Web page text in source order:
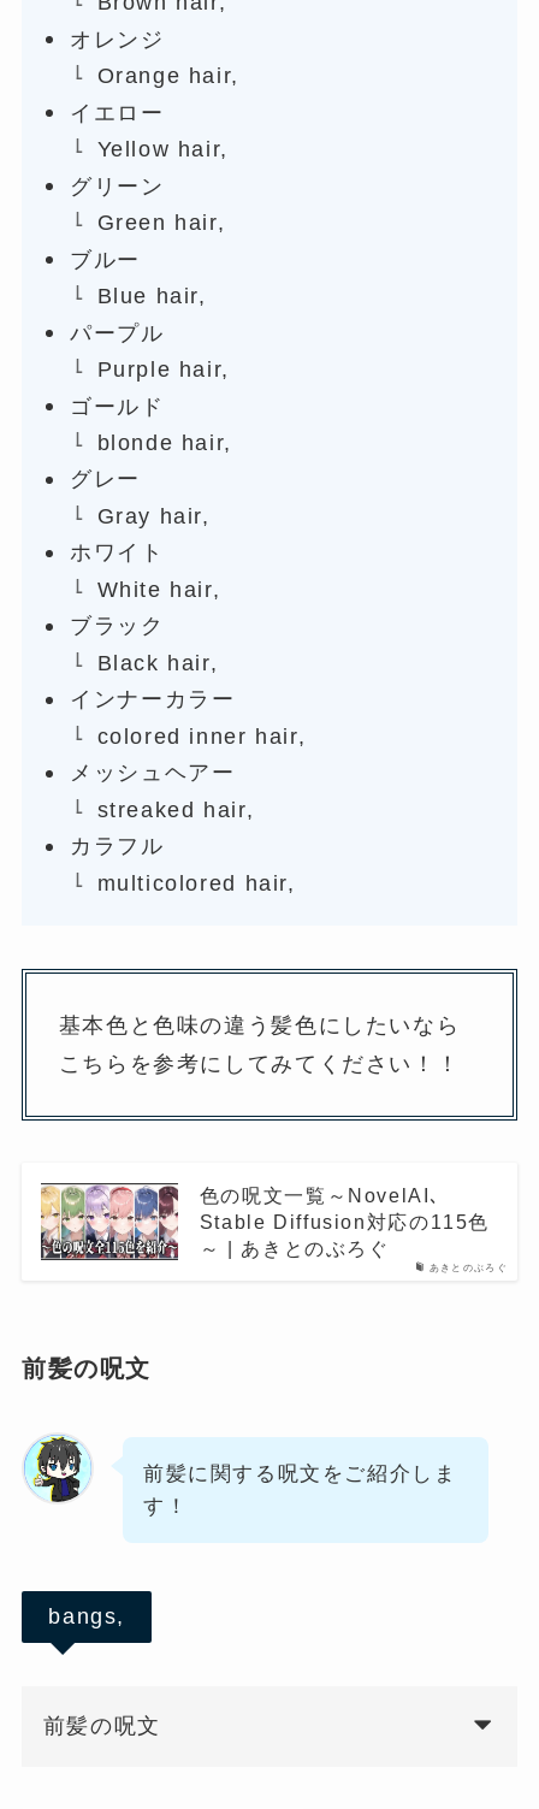
オレンジ
Orange hair,
イエロー
Yellow hair,
グリーン
Green hair,
ブルー
Blue hair,
パープル
Purple hair,
ゴールド
blonde hair,
グレー
Gray hair,
ホワイト
White hair,
ブラック
Black hair,
インナーカラー
colored inner hair,
メッシュヘアー
streaked hair,
カラフル
multicolored hair,
基本色と色味の違う髪色にしたいなら
こちらを参考にしてみてください！！
あきとのぶろぐ
色の呪文一覧～NovelAI､
Stable Diffusion対応の115色
～ | あきとのぶろぐ
前髪の呪文
前髪に関する呪文をご紹介しま
す！
bangs,
前髪の呪文